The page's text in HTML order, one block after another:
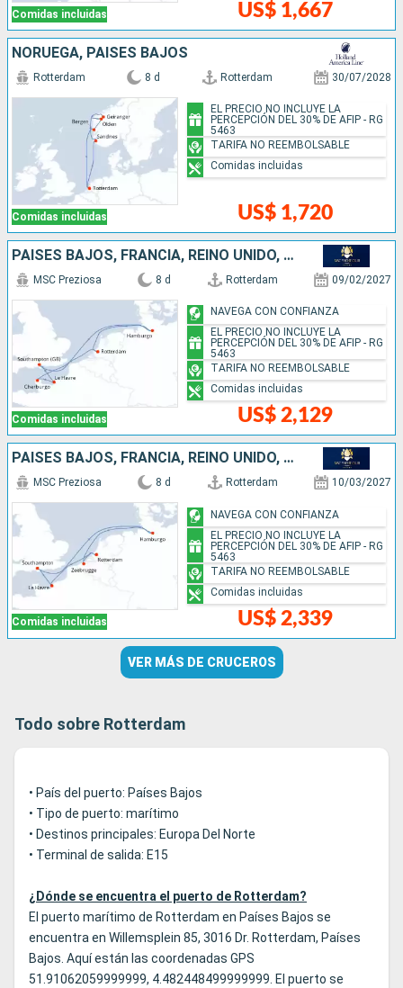
Comidas incluidas US$ 1,667
NORUEGA, PAISES BAJOS
Comidas incluidas
Rotterdam 8 d Rotterdam 30/07/2028
US$ 1,720
EL PRECIO NO INCLUYE LA
PERCEPCIÓN DEL 30% DE AFIP - RG
5463
TARIFA NO REEMBOLSABLE
Comidas incluidas
PAISES BAJOS, FRANCIA, REINO UNIDO, ALEMANIA
Comidas incluidas
MSC Preziosa 8 d Rotterdam 09/02/2027
US$ 2,129
NAVEGA CON CONFIANZA
EL PRECIO NO INCLUYE LA
PERCEPCIÓN DEL 30% DE AFIP - RG
5463
TARIFA NO REEMBOLSABLE
Comidas incluidas
PAISES BAJOS, FRANCIA, REINO UNIDO, ALEMANIA, BÉLGICA
Comidas incluidas
MSC Preziosa 8 d Rotterdam 10/03/2027
US$ 2,339
NAVEGA CON CONFIANZA
EL PRECIO NO INCLUYE LA
PERCEPCIÓN DEL 30% DE AFIP - RG
5463
TARIFA NO REEMBOLSABLE
Comidas incluidas
VER MÁS DE CRUCEROS
Todo sobre Rotterdam
• País del puerto: Países Bajos
• Tipo de puerto: marítimo
• Destinos principales: Europa Del Norte
• Terminal de salida: E15
¿Dónde se encuentra el puerto de Rotterdam?
El puerto marítimo de Rotterdam en Países Bajos se
encuentra en Willemsplein 85, 3016 Dr. Rotterdam, Países
Bajos. Aquí están las coordenadas GPS
51.91062059999999, 4.482448499999999. El puerto se